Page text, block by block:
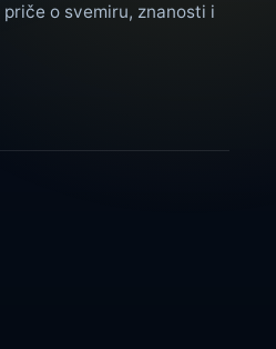
o svemiru, znanosti i